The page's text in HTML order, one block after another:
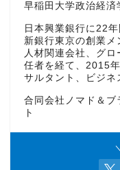
早稲田大学政治経済
日本興業銀行に22
新銀行東京の創業メ
人材関連会社、グ
任者を経て、2015
サルタント、ビジネ
合同会社ノマド＆ブ
ト